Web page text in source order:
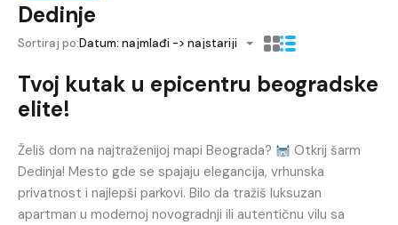
Dedinje
Sortiraj po:Datum: najmlađi -> najstariji
Tvoj kutak u epicentru beogradske
elite!
Želiš dom na najtraženijoj mapi Beograda?
Otkrij šarm
Dedinja! Mesto gde se spajaju elegancija, vrhunska
privatnost i najlepši parkovi. Bilo da tražiš luksuzan
apartman u modernoj novogradnji ili autentičnu vilu sa